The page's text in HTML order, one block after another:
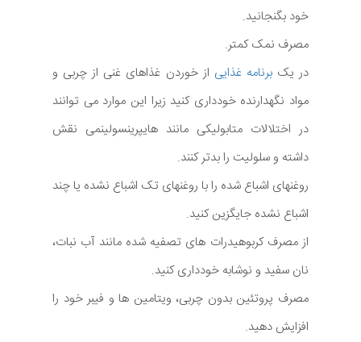
خود بگنجانید.
مصرف نمک کمتر.
در یکبرنامه غذایی از خوردن غذاهای غنی از چربی و
مواد نگهدارنده خودداری کنید زیرا این موارد می توانند
در اختلالات متابولیکی مانند هایپرینسولینمی نقش
داشته و سلولیت را بدتر کنند.
روغنهای اشباع شده را با روغنهای تک اشباع نشده یا چند
اشباع نشده جایگزین کنید.
از مصرف کربوهیدرات های تصفیه شده مانند آب نبات،
نان سفید و نوشابه خودداری کنید.
مصرف پروتئین بدون چربی، ویتامین ها و فیبر خود را
افزایش دهید.